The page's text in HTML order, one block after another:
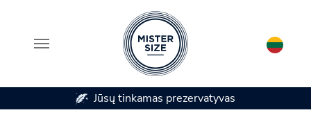
Jūsų tinkamas prezervatyvas